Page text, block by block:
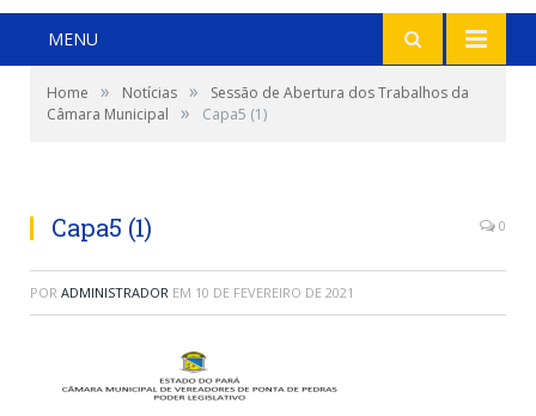
MENU
Home » Notícias »
Sessão de Abertura dos Trabalhos da
Câmara Municipal
» Capa5 (1)
Capa5 (1) 0
POR ADMINISTRADOR EM 10 DE FEVEREIRO DE 2021